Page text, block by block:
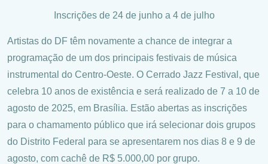
Inscrições de 24 de junho a 4 de julho
Artistas do DF têm novamente a chance de integrar a
programação de um dos principais festivais de música
instrumental do Centro-Oeste. O Cerrado Jazz Festival, que
celebra 10 anos de existência e será realizado de 7 a 10 de
agosto de 2025, em Brasília. Estão abertas as inscrições
para o chamamento público que irá selecionar dois grupos
do Distrito Federal para se apresentarem nos dias 8 e 9 de
agosto, com cachê de R$ 5.000,00 por grupo.